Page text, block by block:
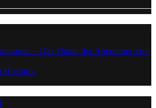
– Das Finale der Abenteuer von
Hoshino